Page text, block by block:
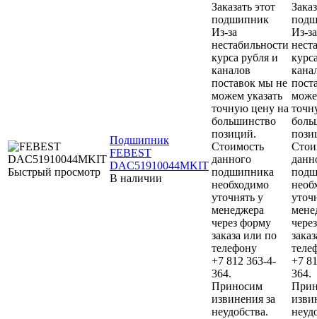
Быстрый просмотр
Подшипник
FEBEST
DAC51910044MKIT
В наличии
Заказать этот
подшипник
Из-за
нестабильности
курса рубля и
каналов
поставок мы не
можем указать
точную цену на
большинство
позиций.
Стоимость
данного
подшипника
необходимо
уточнять у
менеджера
через форму
заказа или по
телефону
+7 812 363-4-
364.
Приносим
извинения за
неудобства.
Из-за
+7
364.